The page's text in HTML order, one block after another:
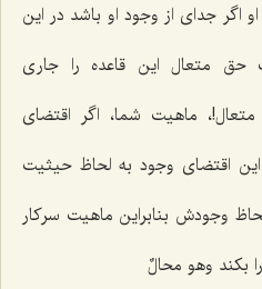
جداى از وجود او باشد در این
متعال این قاعده را جارى
ماهیت شما، اگر اقتضاى
اقتضاى وجود به لحاظ حیثیت
وجودش بنابراین ماهیت سركار
بكند وهو محالٌ